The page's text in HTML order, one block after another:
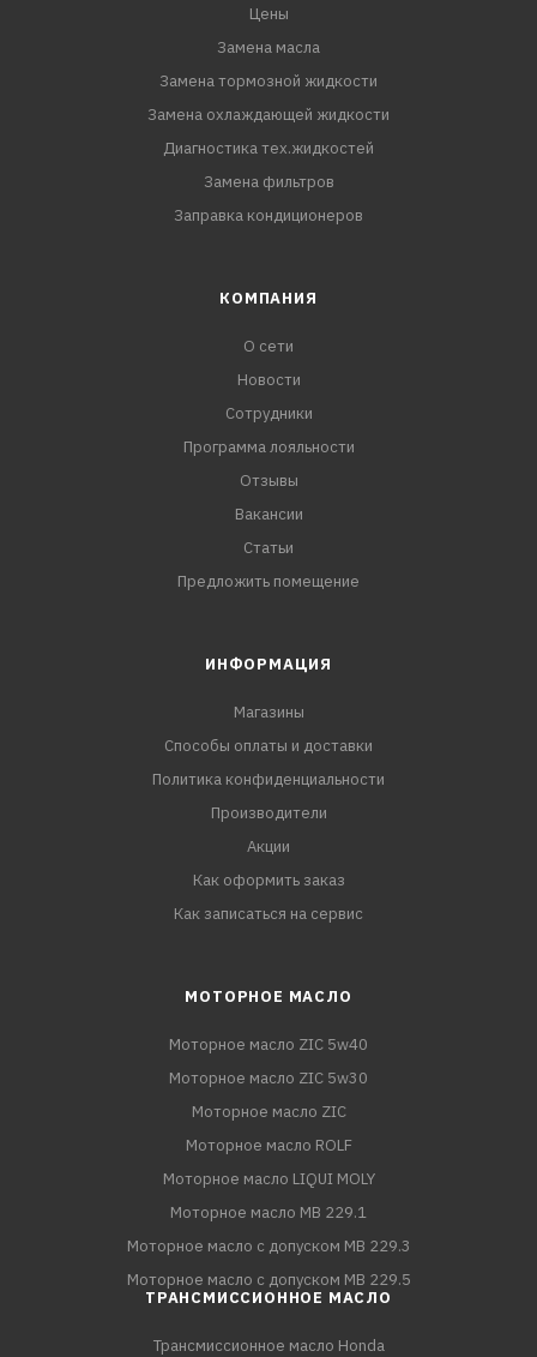
Цены
Замена масла
Замена тормозной жидкости
Замена охлаждающей жидкости
Диагностика тех.жидкостей
Замена фильтров
Заправка кондиционеров
КОМПАНИЯ
О сети
Новости
Сотрудники
Программа лояльности
Отзывы
Вакансии
Статьи
Предложить помещение
ИНФОРМАЦИЯ
Магазины
Способы оплаты и доставки
Политика конфиденциальности
Производители
Акции
Как оформить заказ
Как записаться на сервис
МОТОРНОЕ МАСЛО
Моторное масло ZIC 5w40
Моторное масло ZIC 5w30
Моторное масло ZIC
Моторное масло ROLF
Моторное масло LIQUI MOLY
Моторное масло MB 229.1
Моторное масло с допуском MB 229.3
Моторное масло с допуском MB 229.5
ТРАНСМИССИОННОЕ МАСЛО
Трансмиссионное масло Honda